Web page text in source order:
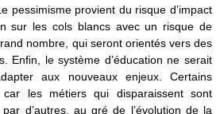
pessimisme provient du risque d’impact
sur les cols blancs avec un risque de
nombre, qui seront orientés vers des
Enfin, le système d’éducation ne serait
aux nouveaux enjeux. Certains
les métiers qui disparaissent sont
d’autres, au gré de l’évolution de la